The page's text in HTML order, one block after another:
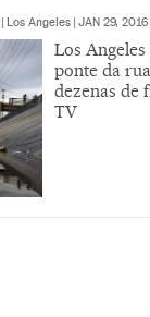
| Los Angeles | JAN 29,
Los Angeles
ponte da
dezenas de
TV